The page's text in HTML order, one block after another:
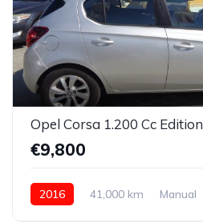
Opel Corsa 1.200 Cc Edition
€9,800
2016 41,000 km Manual